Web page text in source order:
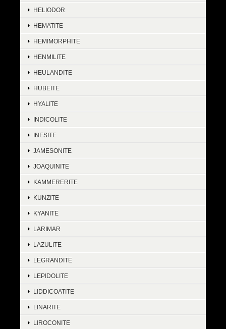
HELIODOR
HEMATITE
HEMIMORPHITE
HENMILITE
HEULANDITE
HUBEITE
HYALITE
INDICOLITE
INESITE
JAMESONITE
JOAQUINITE
KAMMERERITE
KUNZITE
KYANITE
LARIMAR
LAZULITE
LEGRANDITE
LEPIDOLITE
LIDDICOATITE
LINARITE
LIROCONITE